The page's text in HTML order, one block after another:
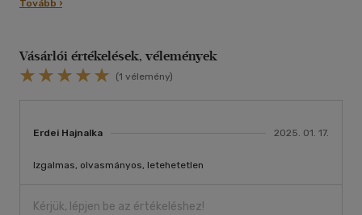
Tovább ›
Vásárlói értékelések, vélemények
(1 vélemény)
Erdei Hajnalka 2025. 01. 17.
Izgalmas, olvasmányos, letehetetlen
Kérjük, lépjen be az értékeléshez!